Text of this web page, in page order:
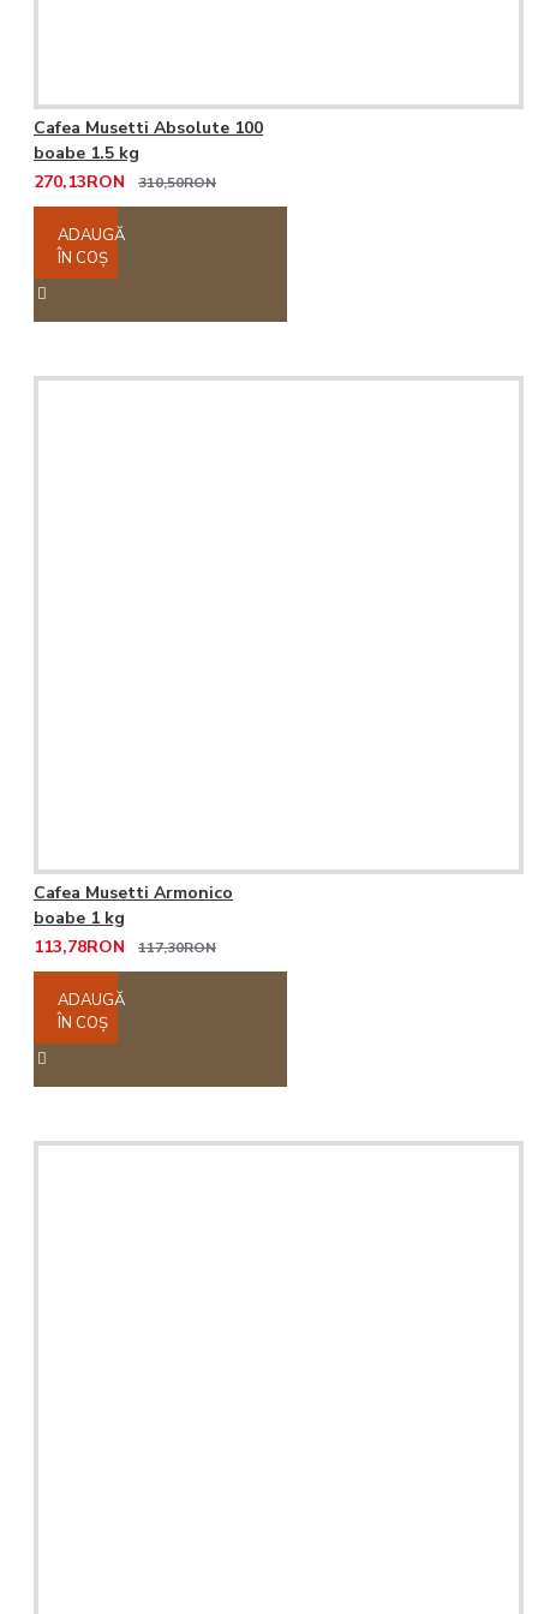
Cafea Musetti Absolute 100
boabe 1.5 kg
270,13RON
310,50RON
ADAUGĂ
ÎN COŞ
Cafea Musetti Armonico
boabe 1 kg
113,78RON
117,30RON
ADAUGĂ
ÎN COŞ